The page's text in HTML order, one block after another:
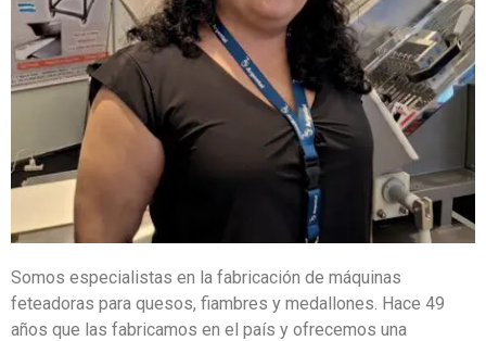
Somos especialistas en la fabricación de máquinas
feteadoras para quesos, fiambres y medallones. Hace 49
años que las fabricamos en el país y ofrecemos una